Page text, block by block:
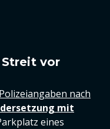
Streit vor
nach
mit
eines